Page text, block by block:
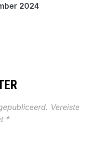
2024
Vereiste
*